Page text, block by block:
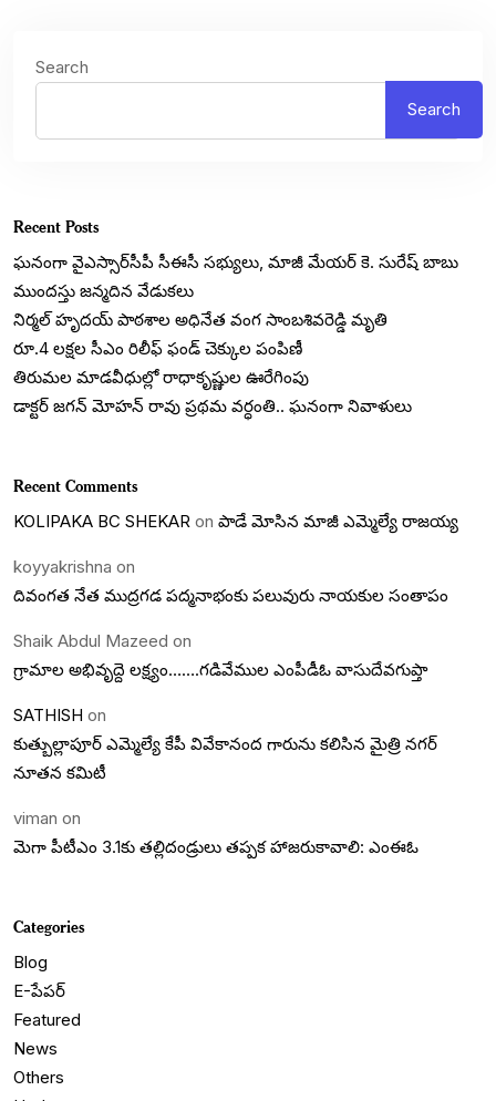
Search
Search
Recent Posts
ఘనంగా వైఎస్సార్‌సీపీ సీఈసీ సభ్యులు, మాజీ మేయర్ కె. సురేష్ బాబు
ముందస్తు జన్మదిన వేడుకలు
నిర్మల్ హృదయ్ పాఠశాల అధినేత వంగ సాంబశివరెడ్డి మృతి
రూ.4 లక్షల సీఎం రిలీఫ్ ఫండ్ చెక్కుల పంపిణీ
తిరుమల మాడవీధుల్లో రాధాకృష్ణుల ఊరేగింపు
డాక్టర్ జగన్ మోహన్ రావు ప్రథమ వర్ధంతి.. ఘనంగా నివాళులు
Recent Comments
KOLIPAKA BC SHEKAR on పాడే మోసిన మాజీ ఎమ్మెల్యే రాజయ్య
koyyakrishna on
దివంగత నేత ముద్రగడ పద్మనాభంకు పలువురు నాయకుల సంతాపం
Shaik Abdul Mazeed on
గ్రామాల అభివృద్దె లక్ష్యం…….గడివేముల ఎంపీడీఓ వాసుదేవగుప్తా
SATHISH on
కుత్బుల్లాపూర్ ఎమ్మెల్యే కేపీ వివేకానంద గారును కలిసిన మైత్రి నగర్
నూతన కమిటీ
viman on
మెగా పీటీఎం 3.1కు తల్లిదండ్రులు తప్పక హాజరుకావాలి: ఎంఈఓ
Categories
Blog
E-పేపర్
Featured
News
Others